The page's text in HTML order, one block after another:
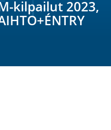
kilpailut 2023,